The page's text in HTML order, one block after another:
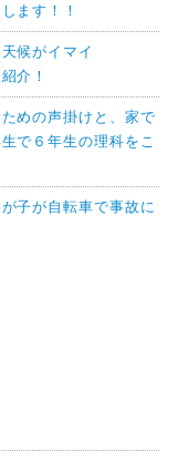
ます！！
候がイマイ
介！
めの声掛けと、家で
で６年生の理科をこ
子が自転車で事故に